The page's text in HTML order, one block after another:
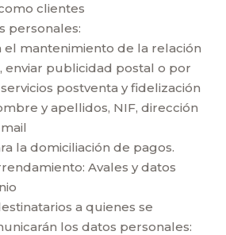
clientes
personales:
el mantenimiento de la relación
enviar publicidad postal o por
postventa y fidelización
y apellidos, NIF, dirección
la domiciliación de pagos.
Avales y datos
a quienes se
los datos personales: